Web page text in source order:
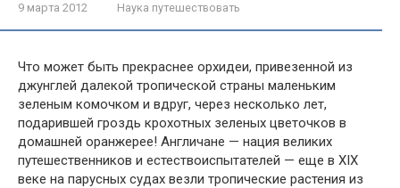
9 марта 2012 Наука путешествовать
Что может быть прекраснее орхидеи, привезенной из
джунглей далекой тро­пической страны маленьким
зеленым комочком и вдруг, через несколько лет,
подарившей гроздь крохотных зеленых цветочков в
домашней оранжерее! Англичане — нация великих
путешественников и естествоиспытателей — еще в XIX
веке на парусных судах везли тропические растения из